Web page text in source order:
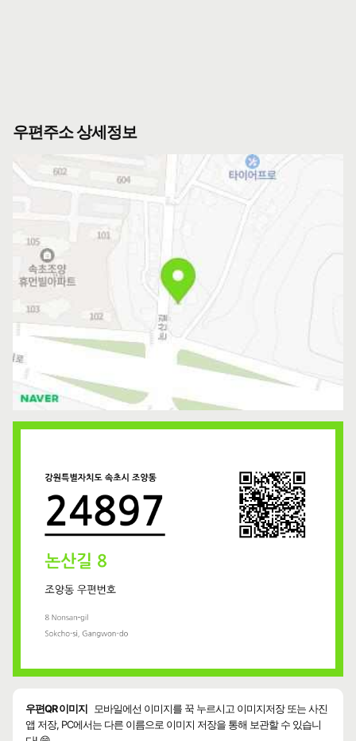
우편주소 상세정보
우편QR 이미지
모바일에선 이미지를 꾹 누르시고 이미지저장 또는 사진
앱 저장, PC에서는 다른 이름으로 이미지 저장을 통해 보관할 수 있습니